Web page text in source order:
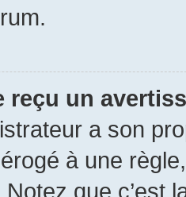
reçu un
a son
à une
que c’est